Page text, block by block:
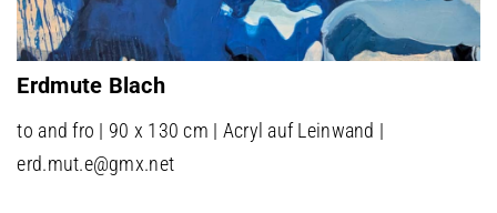
Erdmute Blach
to and fro | 90 x 130 cm | Acryl auf Leinwand |
erd.mut.e@gmx.net